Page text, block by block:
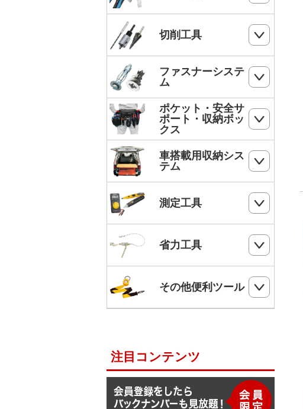
ジョイントライン
スーパーカーボン
スーパースネーク
スーパーイエロー
バケットランナー
SHランナー
ケーブルキャッチャー
ケーブルグリップ
電線リール・ドラムローラー・ウイン
電動ウインチ用ロープ
スチールワイヤー
F1ライン
よび線グリップ
ストリッパー
電工ペンチ
カッター
電工ナイフ
電工レンチ/ダクトレンチハンマー
電気工事用鋏
鋸
ペンチ
ドライバー
ドリルチャック・シャンクアダプター
ラチェットレンチ
ソケットレンチセット
モンキレンチ
モジュラー圧着工具
LANケーブルストリッパー
モジュラープラグ
モジュラープラグカバー
LANツールキット
パンチダウンツール
切削工具
ドリル
DPドリル
ホールソー
ステップドリル・テーパードリル
ホールソー・ステップドリルセット
油圧フリーパンチ
ビット
ー
ファスナーシステ
ム
コンクリート・ALC用プラグ
ボードリベッター
ボードプラグ
ビス
ケーブルタイ
圧着端子ミニパック
ポケット・安全サ
ポート・収納ボッ
クス
フルハーネス
柱上安全帯用ベルト
幅広柱上安全帯用ベルト
ワークポジショニング用連結ベルト
柱上安全帯用ランヤード
セフティロープ
後付ショルダーベルト
Shuttoシリーズ
車搭載用収納シス
テム
フロアーキャビネット
サイドラック
測定工具
検電器・配線チェッカー
メジャー
省力工具
ベルトスリング
その他便利ツール
脚立ソックス
サビ取りスプレー
注目コンテンツ